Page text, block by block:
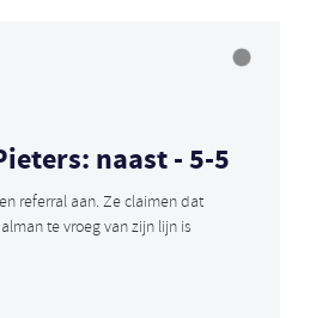
naast - 5-5
referral aan. Ze claimen dat
te vroeg van zijn lijn is